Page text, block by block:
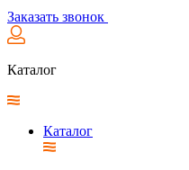
Заказать звонок
Каталог
Каталог